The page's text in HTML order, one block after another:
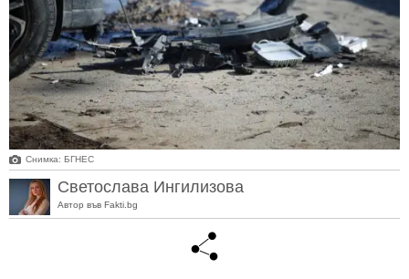
Снимка: БГНЕС
Светослава Ингилизова
Автор във Fakti.bg